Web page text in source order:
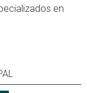
en